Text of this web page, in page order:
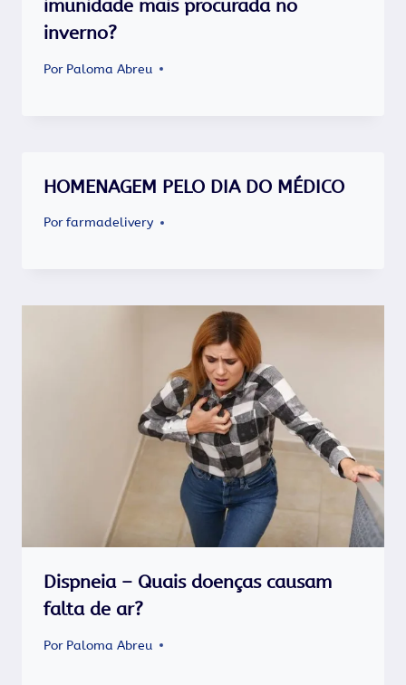
imunidade mais procurada no
inverno?
Por Paloma Abreu
HOMENAGEM PELO DIA DO MÉDICO
Porfarmadelivery
Dispneia – Quais doenças causam
falta de ar?
Por Paloma Abreu